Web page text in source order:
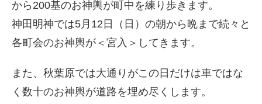
から200基のお神輿が町中を練り歩きます。
神田明神では5月12日（日）の朝から晩まで続々と
各町会のお神輿が＜宮入＞してきます。
また、秋葉原では大通りがこの日だけは車ではな
く数十のお神輿が道路を埋め尽くします。